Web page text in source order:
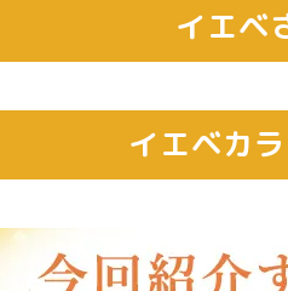
イエベ
イエベカ